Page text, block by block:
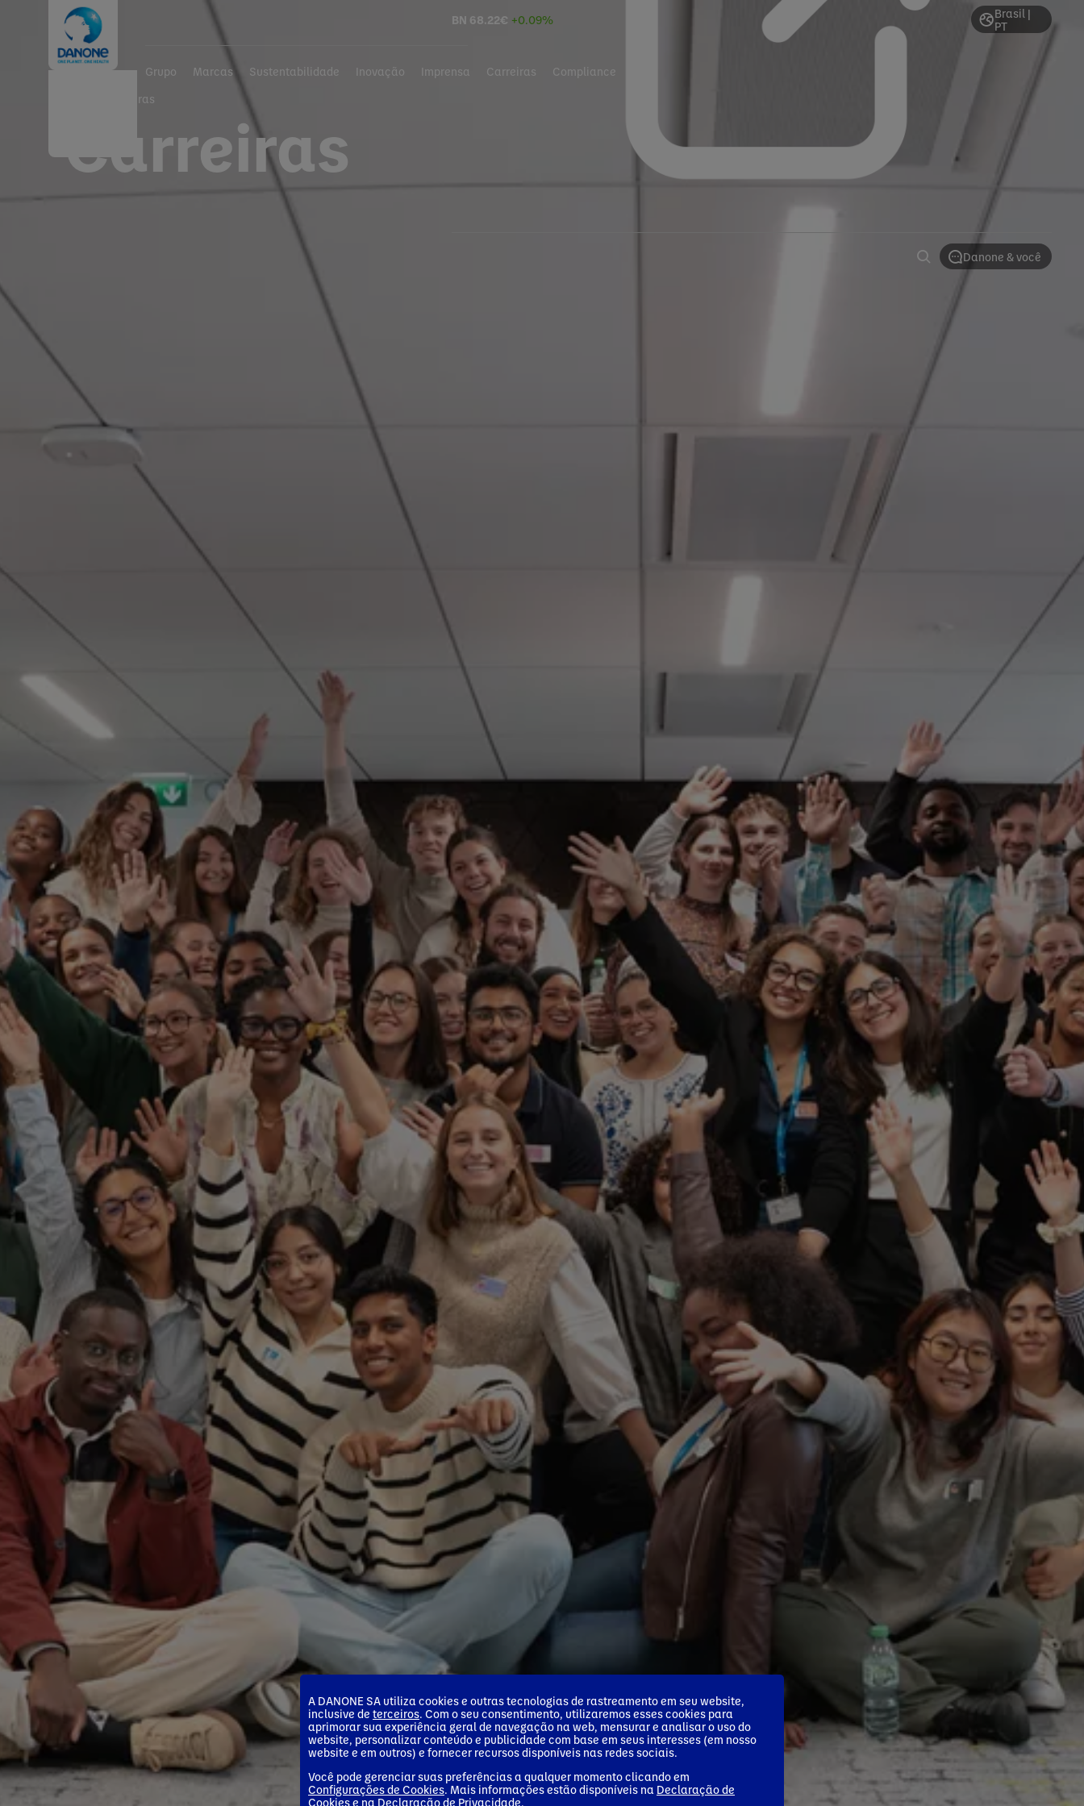
Grupo Marcas Sustentabilidade Inovação Imprensa Carreiras Compliance
BN 68.22€ +0.09%
Brasil |
PT
Danone & você
Carreiras
Carreiras
A DANONE SA utiliza cookies e outras tecnologias de rastreamento em seu website,
inclusive de terceiros. Com o seu consentimento, utilizaremos esses cookies para
aprimorar sua experiência geral de navegação na web, mensurar e analisar o uso do
website, personalizar conteúdo e publicidade com base em seus interesses (em nosso
website e em outros) e fornecer recursos disponíveis nas redes sociais.
Você pode gerenciar suas preferências a qualquer momento clicando em
Configurações de Cookies. Mais informações estão disponíveis na Declaração de
Cookiese na Declaração de Privacidade.